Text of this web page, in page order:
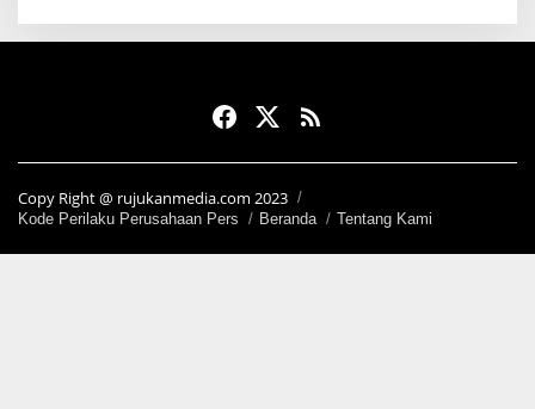
Copy Right @ rujukanmedia.com 2023
Kode Perilaku Perusahaan Pers Beranda Tentang Kami